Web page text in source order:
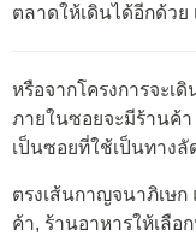
ตลาดให้เดินได้อีกด้วย
หรือจากโครงการจะเ
ภายในซอยจะมีร้านค้า
เป็นซอยที่ใช้เป็นทาง
ตรงเส้นกาญจนาภิเษก
ค้า, ร้านอาหารให้เลือ